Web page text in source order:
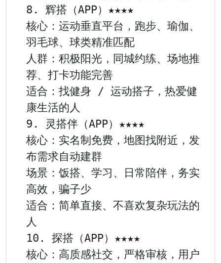
8. 辉搭（APP）★★★★
核心：运动垂直平台，跑步、瑜伽、
羽毛球、球类精准匹配
人群：积极阳光，同城约练、场地推
荐、打卡功能完善
适合：找健身 / 运动搭子，热爱健
康生活的人
9. 灵搭伴（APP）★★★★
核心：实名制免费，地图找附近，发
布需求自动建群
场景：饭搭、学习、日常陪伴，务实
高效，骗子少
适合：简单直接、不喜欢复杂玩法的
人
10. 探搭（APP）★★★★
核心：高质感社交，严格审核，用户